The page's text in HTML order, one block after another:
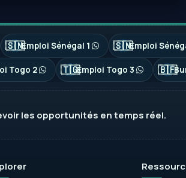
🇸🇳Emploi Sénégal 1 🇸🇳Emploi
Togo 2 🇹🇬Emploi Togo 3 🇧🇫
les opportunités en temps réel.